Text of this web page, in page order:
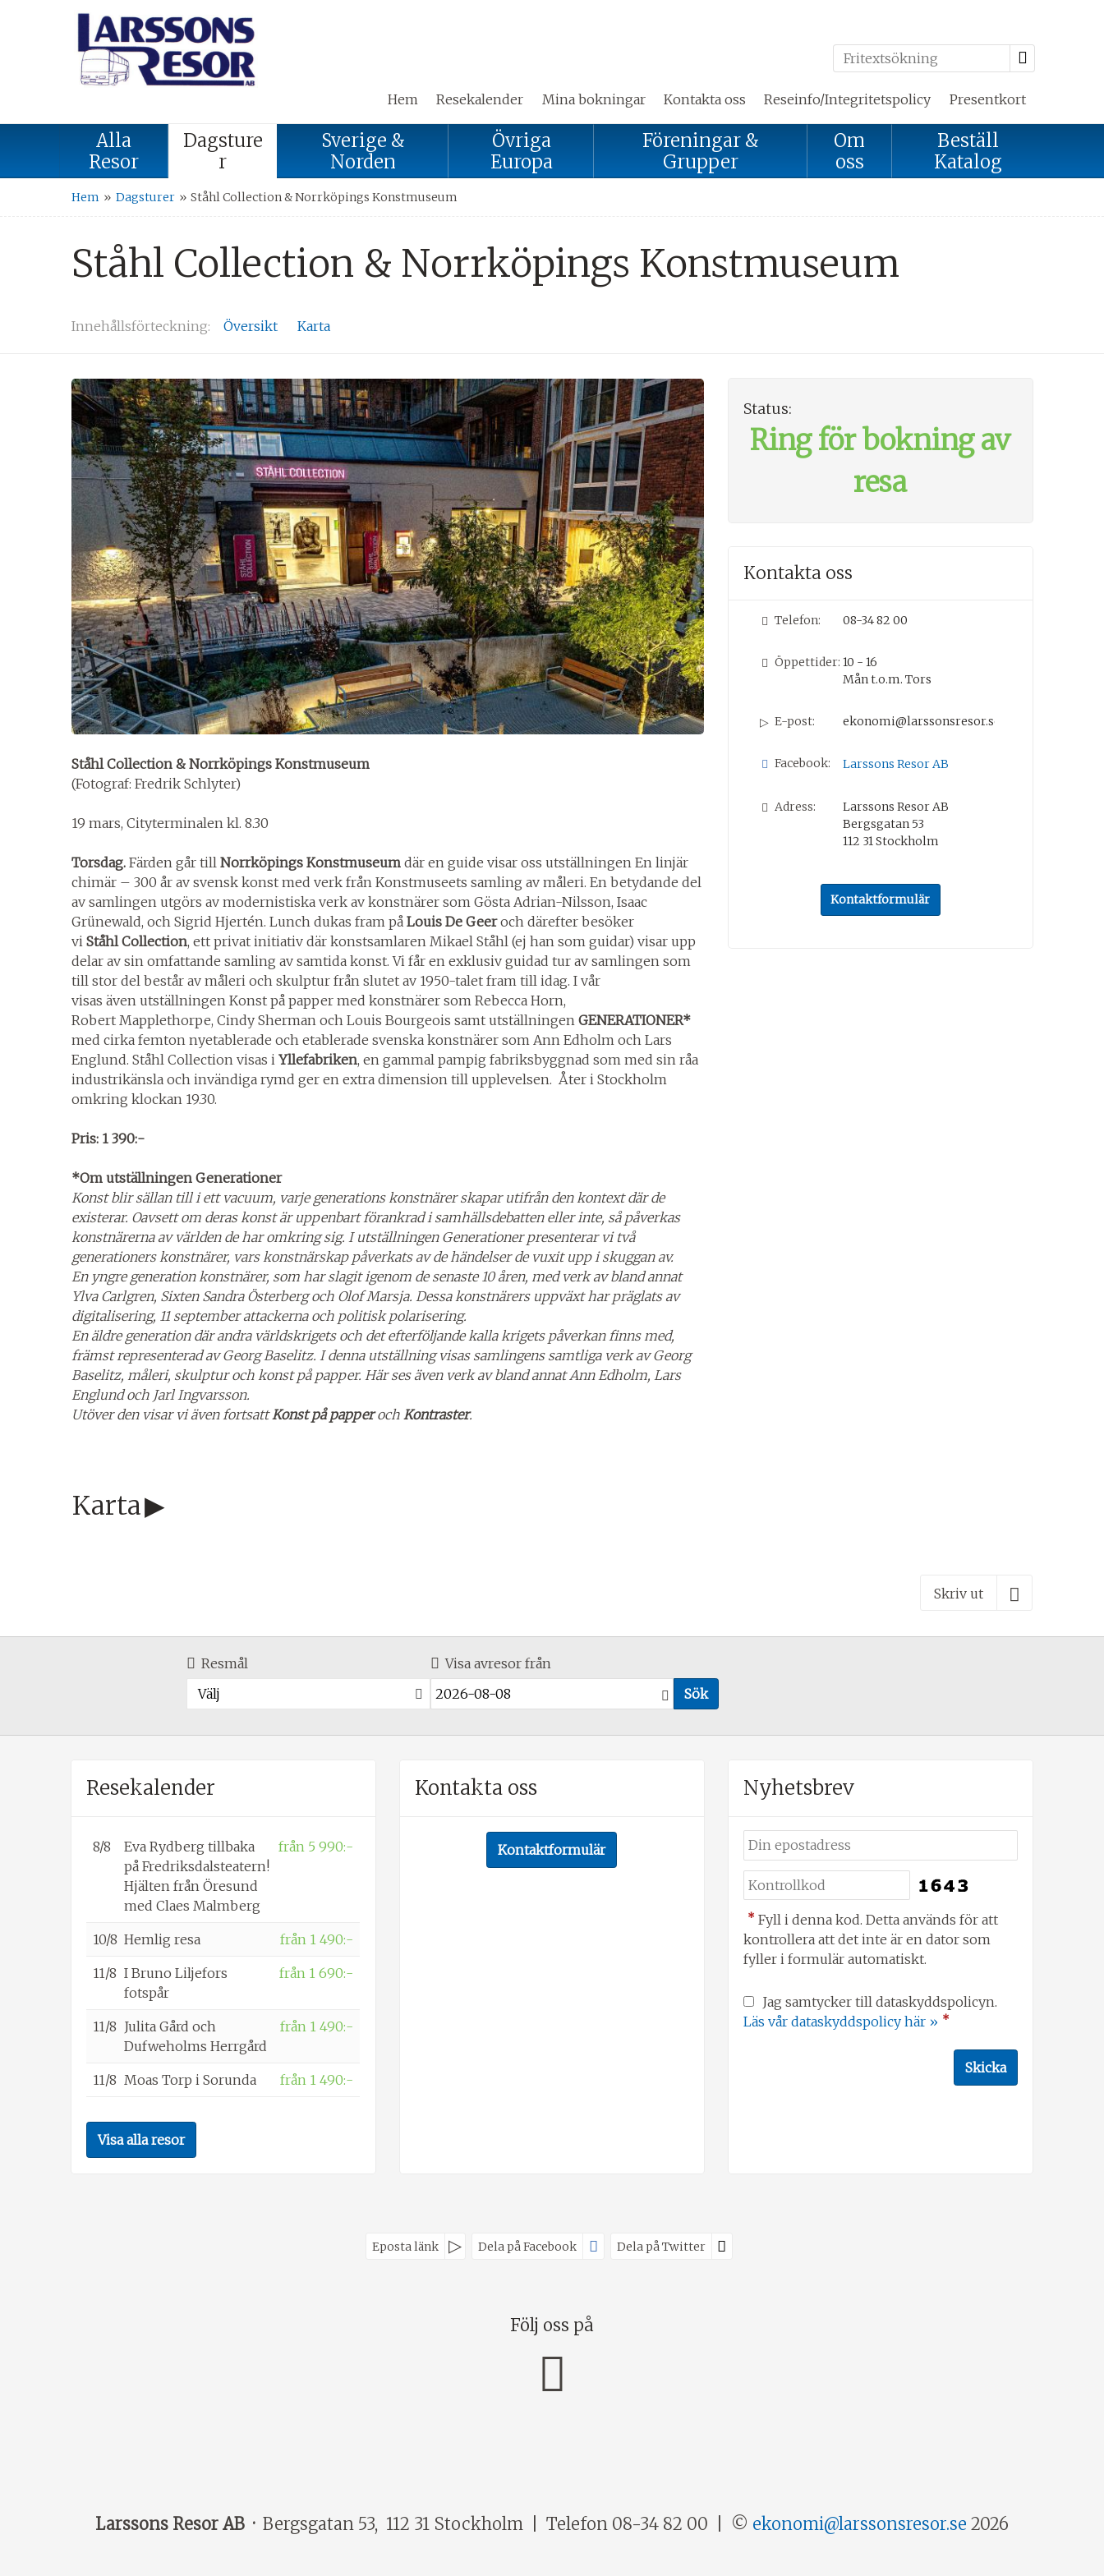
Hem Resekalender Mina bokningar Kontakta oss Reseinfo/Integritetspolicy Presentkort
Alla
Resor
Dagsture
r
Sverige &
Norden
Övriga
Europa
Föreningar &
Grupper
Om
oss
Beställ
Katalog
Hem » Dagsturer » Ståhl Collection & Norrköpings Konstmuseum
Ståhl Collection & Norrköpings Konstmuseum
Innehållsförteckning Översikt Karta
Ståhl Collection & Norrköpings Konstmuseum
(Fotograf: Fredrik Schlyter)
19 mars, Cityterminalen kl. 8.30
Torsdag. Färden går till Norrköpings Konstmuseum där en guide visar oss utställningen En linjär
chimär – 300 år av svensk konst med verk från Konstmuseets samling av måleri. En betydande del
av samlingen utgörs av modernistiska verk av konstnärer som Gösta Adrian-Nilsson, Isaac
Grünewald, och Sigrid Hjertén. Lunch dukas fram på Louis De Geeroch därefter besöker
vi Ståhl Collection, ett privat initiativ där konstsamlaren Mikael Ståhl (ej han som guidar) visar upp
delar av sin omfattande samling av samtida konst. Vi får en exklusiv guidad tur av samlingen som
till stor del består av måleri och skulptur från slutet av 1950-talet fram till idag. I vår
visas även utställningen Konst på papper med konstnärer som Rebecca Horn,
Robert Mapplethorpe, Cindy Sherman och Louis Bourgeois samt utställningen GENERATIONER*
med cirka femton nyetablerade och etablerade svenska konstnärer som Ann Edholm och Lars
Englund. Ståhl Collection visas i Yllefabriken, en gammal pampig fabriksbyggnad som med sin råa
industrikänsla och invändiga rymd ger en extra dimension till upplevelsen. Åter i Stockholm
omkring klockan 19.30.
Pris: 1 390:-
*Om utställningen Generationer
Konst blir sällan till i ett vacuum, varje generations konstnärer skapar utifrån den kontext där de
existerar. Oavsett om deras konst är uppenbart förankrad i samhällsdebatten eller inte, så påverkas
konstnärerna av världen de har omkring sig. I utställningen Generationer presenterar vi två
generationers konstnärer, vars konstnärskap påverkats av de händelser de vuxit upp i skuggan av.
En yngre generation konstnärer, som har slagit igenom de senaste 10 åren, med verk av bland annat
Ylva Carlgren, Sixten Sandra Österberg och Olof Marsja. Dessa konstnärers uppväxt har präglats av
digitalisering, 11 september attackerna och politisk polarisering.
En äldre generation där andra världskrigets och det efterföljande kalla krigets påverkan finns med,
främst representerad av Georg Baselitz. I denna utställning visas samlingens samtliga verk av Georg
Baselitz, måleri, skulptur och konst på papper. Här ses även verk av bland annat Ann Edholm, Lars
Englund och Jarl Ingvarsson.
Utöver den visar vi även fortsattKonst på papperoch Kontraster.
Status:
Ring för bokning av
resa
Kontakta oss
Telefon: 08-34 82 00
Öppettider: 10 - 16
Mån t.o.m. Tors
E-post: ekonomi@larssonsresor.se
Facebook: Larssons Resor AB
Adress:
Larssons Resor AB
Bergsgatan 53
112 31Stockholm
Kontaktformulär
Karta
Skriv ut
Resmål
Välj
Visa avresor från
Sök
Resekalender
8/8
Eva Rydberg tillbaka
på Fredriksdalsteatern!
Hjälten från Öresund
med Claes Malmberg
från 5 990:-
10/8 Hemlig resa från 1 490:-
11/8 I Bruno Liljefors
fotspår
från 1 690:-
11/8 Julita Gård och
Dufweholms Herrgård
från 1 490:-
11/8 Moas Torp i Sorunda från 1 490:-
Visa alla resor
Kontakta oss
Kontaktformulär
Nyhetsbrev
* Fyll i denna kod. Detta används för att
kontrollera att det inte är en dator som
fyller i formulär automatiskt.
Jag samtycker till dataskyddspolicyn.
Läs vår dataskyddspolicy här » *
Eposta länk Dela på Facebook Dela på Twitter
Följ oss på
Larssons Resor AB Bergsgatan 53 112 31 Stockholm Telefon 08-34 82 00 © ekonomi@larssonsresor.se 2026